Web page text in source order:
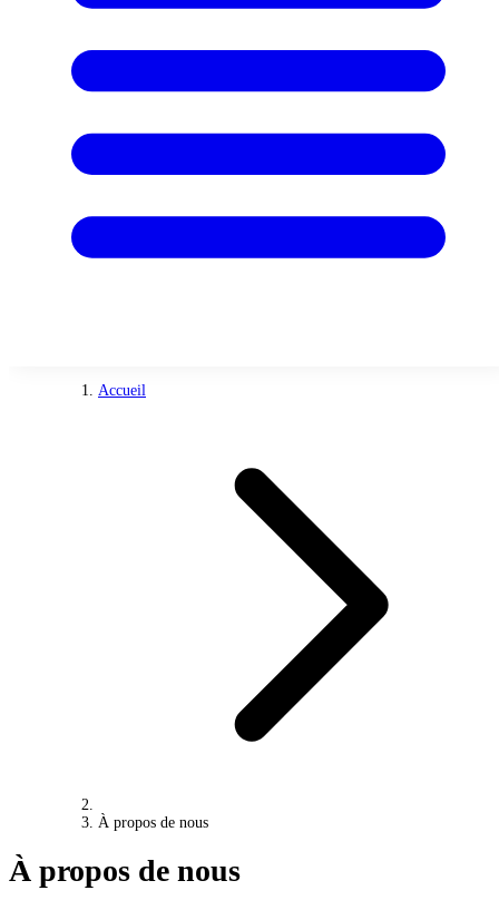
Accueil
À propos de nous
À propos de nous